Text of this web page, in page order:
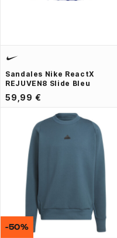
Sandales Nike ReactX
REJUVEN8 Slide Bleu
59,99 €
-50%